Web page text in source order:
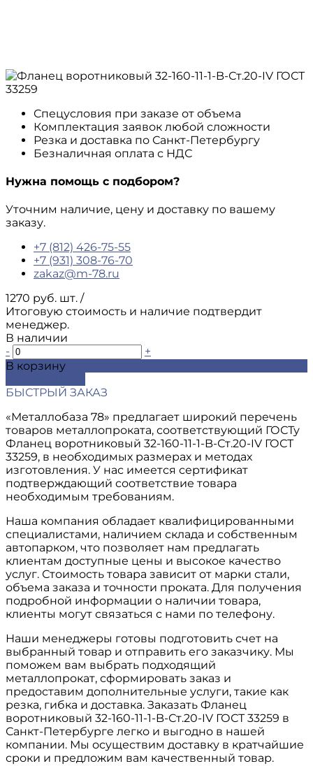
Спецусловия при заказе от объема
Комплектация заявок любой сложности
Резка и доставка по Санкт-Петербургу
Безналичная оплата с НДС
Нужна помощь с подбором?
Уточним наличие, цену и доставку по вашему
заказу.
+7 (812) 426-75-55
+7 (931) 308-76-70
zakaz@m-78.ru
1270 руб. шт. /
Итоговую стоимость и наличие подтвердит
менеджер.
В наличии
-
+
В корзину
БЫСТРЫЙ ЗАКАЗ
«Металлобаза 78» предлагает широкий перечень
товаров металлопроката, соответствующий ГОСТу
Фланец воротниковый 32-160-11-1-B-Ст.20-IV ГОСТ
33259, в необходимых размерах и методах
изготовления. У нас имеется сертификат
подтверждающий соответствие товара
необходимым требованиям.
Наша компания обладает квалифицированными
специалистами, наличием склада и собственным
автопарком, что позволяет нам предлагать
клиентам доступные цены и высокое качество
услуг. Стоимость товара зависит от марки стали,
объема заказа и точности проката. Для получения
подробной информации о наличии товара,
клиенты могут связаться с нами по телефону.
Наши менеджеры готовы подготовить счет на
выбранный товар и отправить его заказчику. Мы
поможем вам выбрать подходящий
металлопрокат, сформировать заказ и
предоставим дополнительные услуги, такие как
резка, гибка и доставка. Заказать Фланец
воротниковый 32-160-11-1-B-Ст.20-IV ГОСТ 33259 в
Санкт-Петербурге легко и выгодно в нашей
компании. Мы осуществим доставку в кратчайшие
сроки и предложим вам качественный товар.